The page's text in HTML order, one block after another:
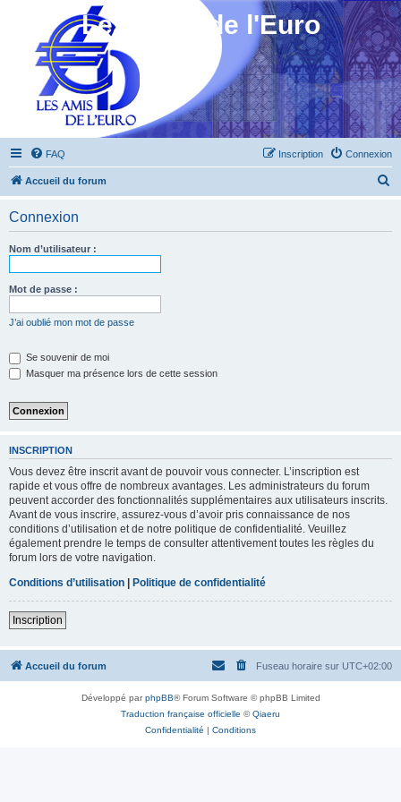
Les Amis de l'Euro
FAQ Connexion
Inscription
Accueil du forum
Connexion
Nom d’utilisateur :
Mot de passe :
J’ai oublié mon mot de passe
Se souvenir de moi
Masquer ma présence lors de cette session
INSCRIPTION
Vous devez être inscrit avant de pouvoir vous connecter. L’inscription est
rapide et vous offre de nombreux avantages. Les administrateurs du forum
peuvent accorder des fonctionnalités supplémentaires aux utilisateurs inscrits.
Avant de vous inscrire, assurez-vous d’avoir pris connaissance de nos
conditions d’utilisation et de notre politique de confidentialité. Veuillez
également prendre le temps de consulter attentivement toutes les règles du
forum lors de votre navigation.
Conditions d’utilisation | Politique de confidentialité
Inscription
Accueil du forum Fuseau horaire sur UTC+02:00
Développé parphpBB® Forum Software © phpBB Limited
Traduction française officielle ©Qiaeru
Confidentialité | Conditions